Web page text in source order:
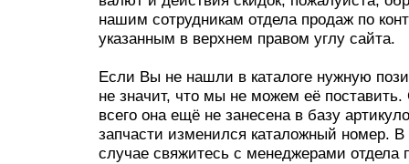
нашим сотрудникам отдела продаж по
указанным в верхнем правом углу сайта.
Если Вы не нашли в каталоге нужную
не значит, что мы не можем её поставить.
всего она ещё не занесена в базу
запчасти изменился каталожный номер.
случае свяжитесь с менеджерами отдела